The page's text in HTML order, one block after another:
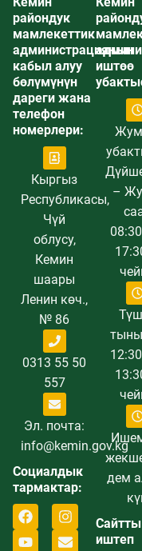
райондук
мамлекеттик
администрациянын
кабыл алуу
бөлүмүнүн
дареги жана
телефон
номерлери:
Кыргыз
Республикасы,
Чүй
облусу,
Кемин
шаары
Ленин көч.,
№ 86
0313 55 50
557
Эл. почта:
info@kemin.gov.kg
Социалдык
тармактар:
иштөө
–
дем
Сайтты
иштеп